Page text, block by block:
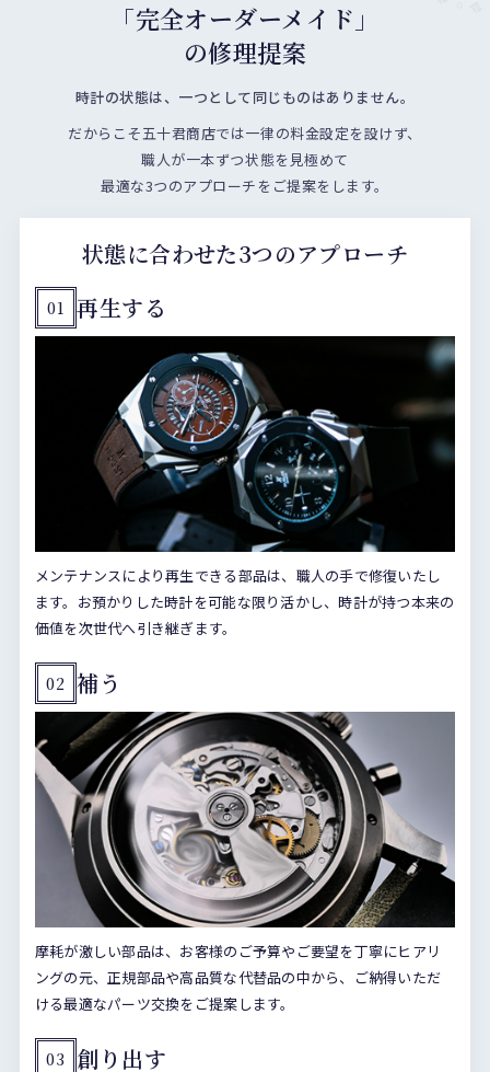
「完全オーダーメイド」
の修理提案
時計の状態は、一つとして同じものはありません。
だからこそ五十君商店では一律の料金設定を設けず、
職人が一本ずつ状態を見極めて
最適な3つのアプローチをご提案をします。
状態に合わせた3つのアプローチ
01 再生する
メンテナンスにより再生できる部品は、職人の手で修復いたし
ます。お預かりした時計を可能な限り活かし、時計が持つ本来の
価値を次世代へ引き継ぎます。
02 補う
摩耗が激しい部品は、お客様のご予算やご要望を丁寧にヒアリ
ングの元、正規部品や高品質な代替品の中から、ご納得いただ
ける最適なパーツ交換をご提案します。
03 創り出す